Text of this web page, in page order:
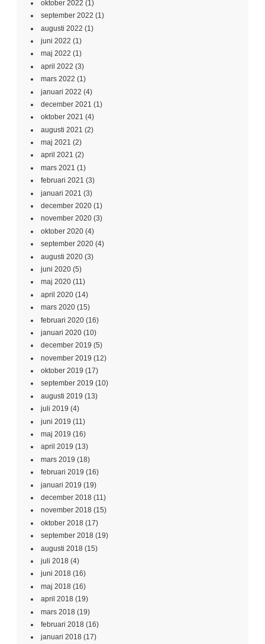
oktober 2022 (1)
september 2022 (1)
augusti 2022 (1)
juni 2022 (1)
maj 2022 (1)
april 2022 (3)
mars 2022 (1)
januari 2022 (4)
december 2021 (1)
oktober 2021 (4)
augusti 2021 (2)
maj 2021 (2)
april 2021 (2)
mars 2021 (1)
februari 2021 (3)
januari 2021 (3)
december 2020 (1)
november 2020 (3)
oktober 2020 (4)
september 2020 (4)
augusti 2020 (3)
juni 2020 (5)
maj 2020 (11)
april 2020 (14)
mars 2020 (15)
februari 2020 (16)
januari 2020 (10)
december 2019 (5)
november 2019 (12)
oktober 2019 (17)
september 2019 (10)
augusti 2019 (13)
juli 2019 (4)
juni 2019 (11)
maj 2019 (16)
april 2019 (13)
mars 2019 (18)
februari 2019 (16)
januari 2019 (19)
december 2018 (11)
november 2018 (15)
oktober 2018 (17)
september 2018 (19)
augusti 2018 (15)
juli 2018 (4)
juni 2018 (16)
maj 2018 (16)
april 2018 (19)
mars 2018 (19)
februari 2018 (16)
januari 2018 (17)